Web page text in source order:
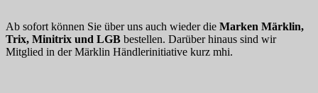
Ab sofort können Sie über uns auch wieder die Marken Märklin,
Trix, Minitrix und LGB bestellen. Darüber hinaus sind wir
Mitglied in der Märklin Händlerinitiative kurz mhi.